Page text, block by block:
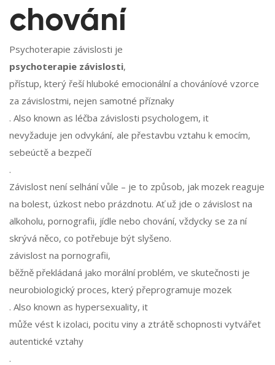
chování
Psychoterapie závislosti je
psychoterapie závislosti,
přístup, který řeší hluboké emocionální a chováníové vzorce
za závislostmi, nejen samotné příznaky
. Also known as léčba závislosti psychologem, it
nevyžaduje jen odvykání, ale přestavbu vztahu k emocím,
sebeúctě a bezpečí
.
Závislost není selhání vůle – je to způsob, jak mozek reaguje
na bolest, úzkost nebo prázdnotu. Ať už jde o závislost na
alkoholu, pornografii, jídle nebo chování, vždycky se za ní
skrývá něco, co potřebuje být slyšeno.
závislost na pornografii,
běžně překládaná jako morální problém, ve skutečnosti je
neurobiologický proces, který přeprogramuje mozek
. Also known as hypersexuality, it
může vést k izolaci, pocitu viny a ztrátě schopnosti vytvářet
autentické vztahy
.